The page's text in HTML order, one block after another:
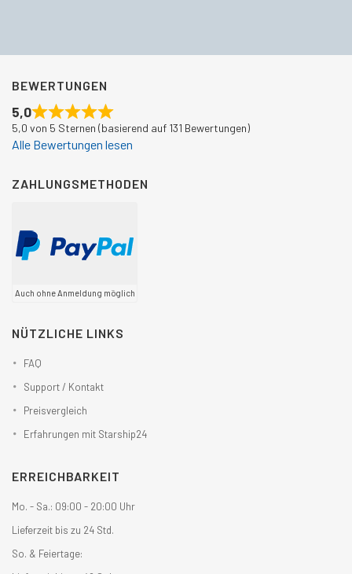
BEWERTUNGEN
5,0
5,0 von 5 Sternen (basierend auf 131 Bewertungen)
Alle Bewertungen lesen
ZAHLUNGSMETHODEN
Auch ohne Anmeldung möglich
NÜTZLICHE LINKS
FAQ
Support / Kontakt
Preisvergleich
Erfahrungen mit Starship24
ERREICHBARKEIT
Mo. - Sa.: 09:00 - 20:00 Uhr
Lieferzeit bis zu 24 Std.
So. & Feiertage: